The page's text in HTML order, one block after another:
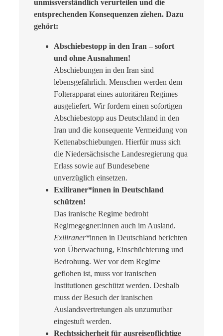
unmissverständlich verurteilen und die
entsprechenden Konsequenzen ziehen. Dazu
gehört:
Abschiebestopp in den Iran – sofort
und ohne Ausnahmen!
Abschiebungen in den Iran sind
lebensgefährlich. Menschen werden dem
Folterapparat eines autoritären Regimes
ausgeliefert. Wir fordern einen sofortigen
Abschiebestopp aus Deutschland in den
Iran und die konsequente Vermeidung von
Kettenabschiebungen. Hierfür muss sich
die Niedersächsische Landesregierung qua
Erlass sowie auf Bundesebene
unverzüglich einsetzen.
Exiliraner*innen in Deutschland
schützen!
Das iranische Regime bedroht
Regimegegner:innen auch im Ausland.
Exiliraner*innen in Deutschland berichten
von Überwachung, Einschüchterung und
Bedrohung. Wer vor dem Regime
geflohen ist, muss vor iranischen
Institutionen geschützt werden. Deshalb
muss der Besuch der iranischen
Auslandsvertretungen als unzumutbar
eingestuft werden.
Rechtssicherheit für ausreisepflichtige